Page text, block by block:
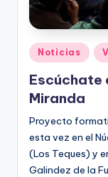
Publicado
en
Noticias
Escúchate
Miranda
Proyecto
esta vez en el
(Los Teques) y
Galindez de la